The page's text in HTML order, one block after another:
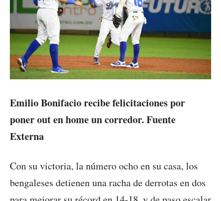
Emilio Bonifacio recibe felicitaciones por
poner out en home un corredor. Fuente
Externa
Con su victoria, la número ocho en su casa, los
bengaleses detienen una racha de derrotas en dos